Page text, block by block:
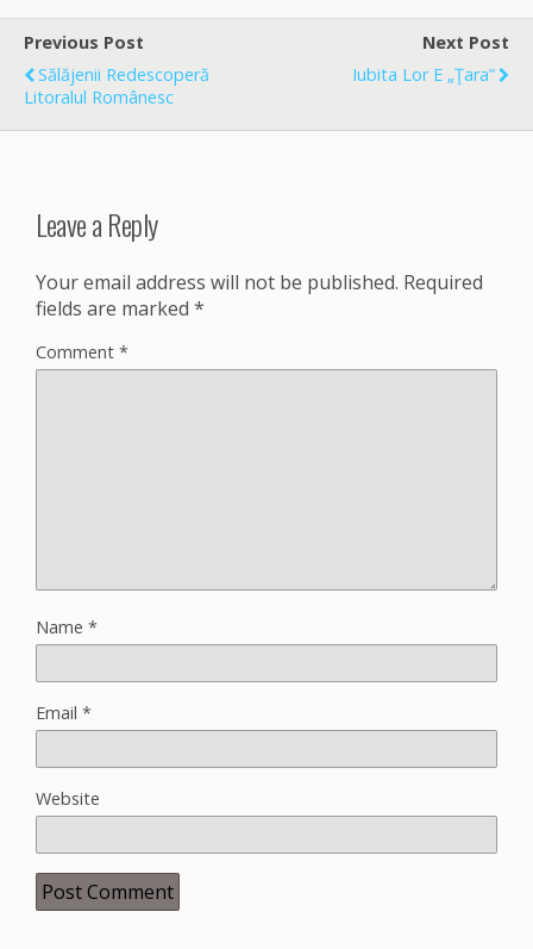
b
o
o
k
l
e
Previous Post
Sălăjenii Redescoperă
Litoralul Românesc
Next Post
Iubita Lor E „ţara”
Leave a Reply
Your email address will not be published. Required
fields are marked *
Comment *
Name *
Email *
Website